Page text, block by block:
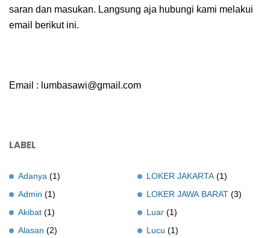
saran dan masukan. Langsung aja hubungi kami melakui
email berikut ini.
Email : lumbasawi@gmail.com
LABEL
Adanya (1)
Admin (1)
Akibat (1)
Alasan (2)
LOKER JAKARTA (1)
LOKER JAWA BARAT (3)
Luar (1)
Lucu (1)